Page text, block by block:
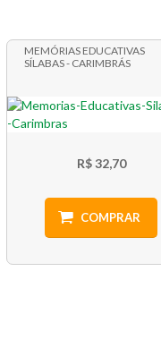
MEMÓRIAS EDUCATIVAS
SÍLABAS - CARIMBRÁS
R$ 32,70
COMPRAR